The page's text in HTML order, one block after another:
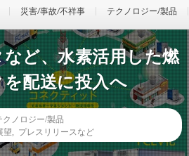
災害/事故/不祥事 テクノロジー/製品
ど、水素活用した燃
配送に投入へ
クノロジー/製品
望 プレスリリースなど